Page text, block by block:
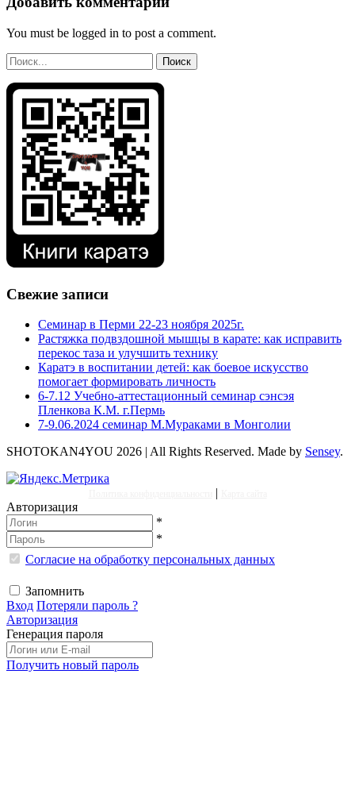
You must be logged in to post a comment.
Свежие записи
Семинар в Перми 22-23 ноября 2025г.
Растяжка подвздошной мышцы в карате: как исправить
перекос таза и улучшить технику
Каратэ в воспитании детей: как боевое искусство
помогает формировать личность
6-7.12 Учебно-аттестационный семинар сэнсэя
Пленкова К.М. г.Пермь
7-9.06.2024 семинар М.Мураками в Монголии
SHOTOKAN4YOU 2026 | All Rights Reserved. Made by Sensey.
Авторизация
*
*
Согласие на обработку персональных данных
Запомнить
Вход Потеряли пароль ?
Авторизация
Генерация пароля
Получить новый пароль